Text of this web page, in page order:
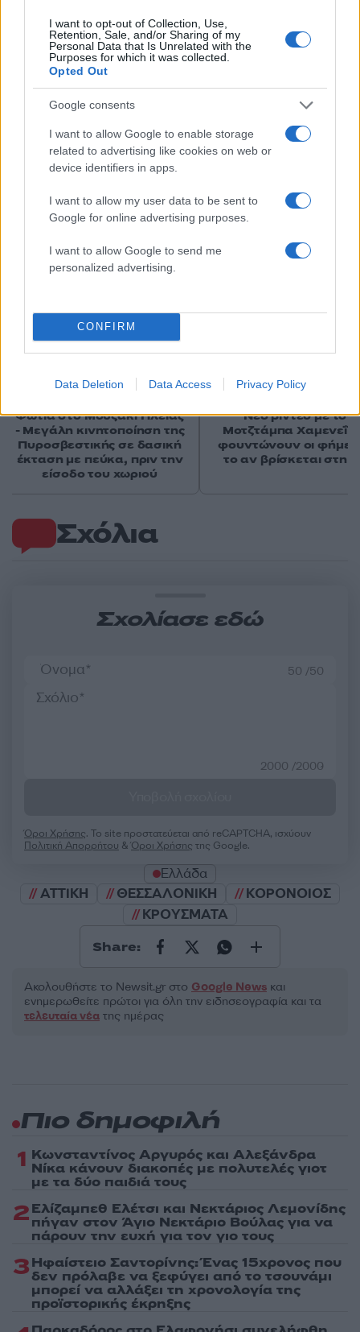
I want to opt-out of Collection, Use,
Retention, Sale, and/or Sharing of my
Personal Data that Is Unrelated with the
Purposes for which it was collected.
Opted Out
Google consents
I want to allow Google to enable storage
related to advertising like cookies on web or
device identifiers in apps.
I want to allow my user data to be sent to
Google for online advertising purposes.
I want to allow Google to send me
personalized advertising.
CONFIRM
Data Deletion Data Access Privacy Policy
Σχόλια
Σχολίασε εδώ
50 /50
2000 /2000
Όροι Χρήσης. Το site προστατεύεται από reCAPTCHA, ισχύουν
Πολιτική Απορρήτου &Όροι Χρήσης της Google.
Ελλάδα
ΑΤΤΙΚΗ
ΘΕΣΣΑΛΟΝΙΚΗ
ΚΟΡΟΝΟΙΟΣ
ΚΡΟΥΣΜΑΤΑ
Share:
Ακολουθήστε το Νewsit.gr στο Google News και
ενημερωθείτε πρώτοι για όλη την ειδησεογραφία και τα
τελευταία νέα της ημέρας
Αν τα χάσατε
Φωτιά στο Μουζάκι Ηλείας
- Μεγάλη κινητοποίηση της
Πυροσβεστικής σε δασική
έκταση με πεύκα, πριν την
είσοδο του χωριού
Νέο βίντεο με τον
Μοτζτάμπα Χαμενεΐ
φουντώνουν οι φήμες
το αν βρίσκεται στη
Πιο δημοφιλή
1 Κωνσταντίνος Αργυρός και Αλεξάνδρα
Νίκα κάνουν διακοπές με πολυτελές γιοτ
με τα δύο παιδιά τους
2Ελίζαμπεθ Ελέτσι και Νεκτάριος Λεμονίδης
πήγαν στον Άγιο Νεκτάριο Βούλας για να
πάρουν την ευχή για τον γιο τους
3Ηφαίστειο Σαντορίνης: Ένας 15χρονος που
δεν πρόλαβε να ξεφύγει από το τσουνάμι
μπορεί να αλλάξει τη χρονολογία της
προϊστορικής έκρηξης